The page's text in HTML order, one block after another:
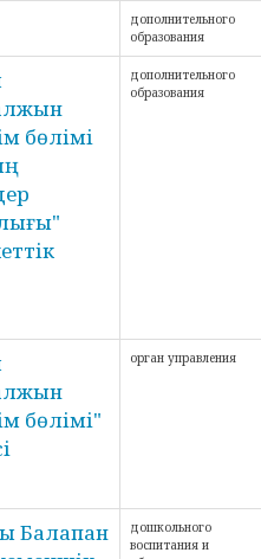
дополнительного
образования
бөлімі
дополнительного
образования
бөлімі"
орган управления
Балапан
дошкольного
воспитания и